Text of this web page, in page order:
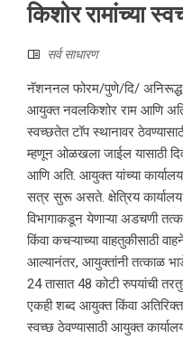
किशोर रामांच्या
सर्व साधारण
नॅशननल फोरम/पुणे/दि/ अनिरूद्ध
आयुक्त नवलकिशोर राम आणि
स्वच्छतेत टॉप स्थानावर
म्हणून ओळखला जाईल यासाठी
आणि अति. आयुक्त यांच्या
सत्र सुरू असते. क्षेत्रिय
विभागाकडून येणाऱ्या अडचणी
किंवा कचऱ्याच्या वाहतुकीसाठी
आल्यानंतर, आयुक्तांनी तत्काळ
24 तासात 48 कोटी रुपयांची
एकही शब्द आयुक्त किंवा
स्वच्छ ठेवण्यासाठी आयुक्त